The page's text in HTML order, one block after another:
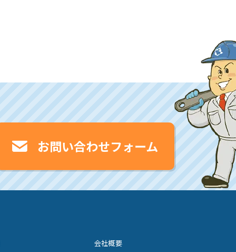
お問い合わせフォーム
会社概要